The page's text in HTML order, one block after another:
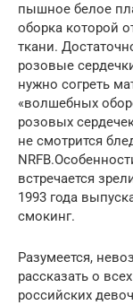
пышное белое
оборка которой
ткани.
розовые
нужно согреть
«волшебных
розовых
не смотрится
встречается
1993 года
смокинг.
Разумеется,
рассказать о
российских